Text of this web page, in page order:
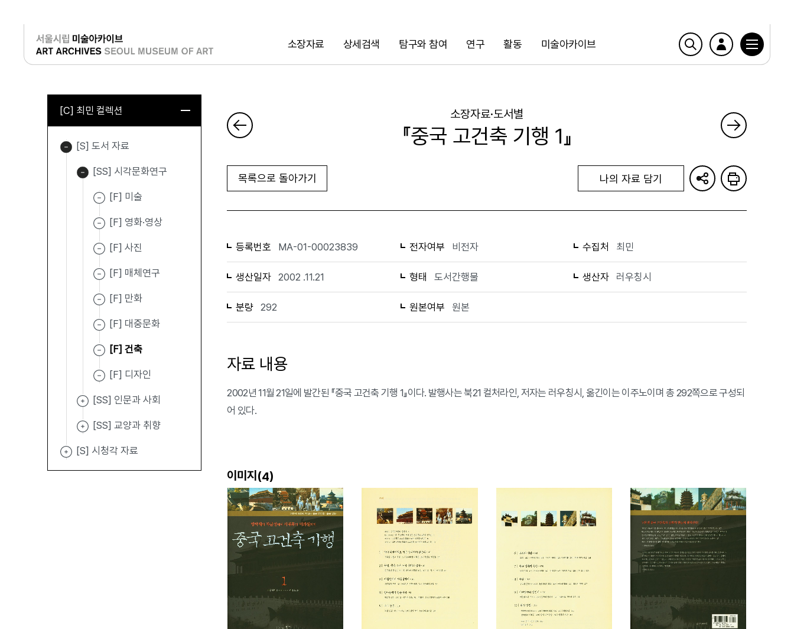
소장자료 상세검색 탐구와 참여 연구 활동 미술아카이브
검색
로그인
[C] 최민 컬렉션
[S] 도서 자료
[SS] 시각문화연구
[F] 미술
[F] 영화·영상
[F] 사진
[F] 매체연구
[F] 만화
[F] 대중문화
[F] 건축
[F] 디자인
[SS] 인문과 사회
[SS] 교양과 취향
[S] 시청각 자료
소장자료·도서별
『중국 고건축 기행 1』
목록으로 돌아가기 나의 자료 담기
등록번호 MA-01-00023839 전자여부 비전자 수집처 최민
생산일자 2002 .11.21 형태 도서간행물 생산자 러우칭시
분량 292 원본여부 원본
자료 내용
2002년 11월 21일에 발간된 『중국 고건축 기행 1』이다. 발행사는 북21 컬처라인, 저자는 러우칭시, 옮긴이는 이주노이며 총 292쪽으로 구성되
어 있다.
이미지(4)